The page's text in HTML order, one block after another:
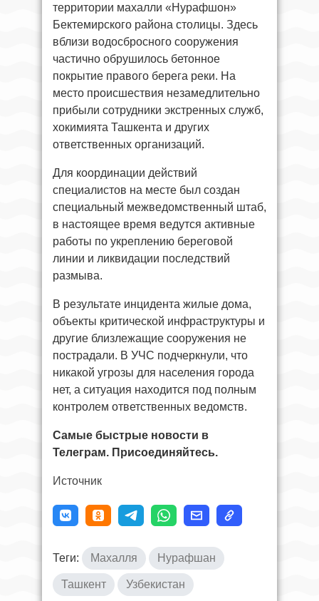
территории махалли «Нурафшон»
Бектемирского района столицы. Здесь
вблизи водосбросного сооружения
частично обрушилось бетонное
покрытие правого берега реки. На
место происшествия незамедлительно
прибыли сотрудники экстренных служб,
хокимията Ташкента и других
ответственных организаций.
Для координации действий
специалистов на месте был создан
специальный межведомственный штаб,
в настоящее время ведутся активные
работы по укреплению береговой
линии и ликвидации последствий
размыва.
В результате инцидента жилые дома,
объекты критической инфраструктуры и
другие близлежащие сооружения не
пострадали. В УЧС подчеркнули, что
никакой угрозы для населения города
нет, а ситуация находится под полным
контролем ответственных ведомств.
Самые быстрые новости в
Телеграм. Присоединяйтесь.
Источник
Теги: Махалля Нурафшан
Ташкент Узбекистан